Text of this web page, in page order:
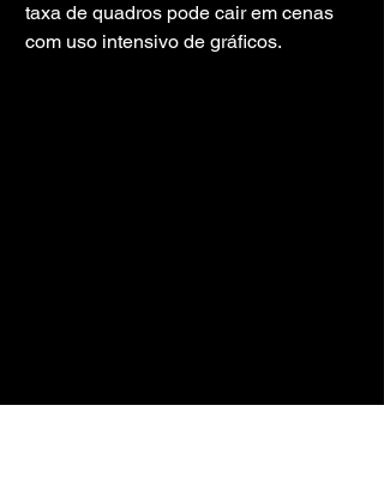
taxa de quadros pode cair em cenas
com uso intensivo de gráficos.